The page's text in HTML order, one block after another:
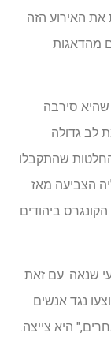
האירוע הזה
מהדאגות
סירבה
לב גדולה
שהתקבלו
עליה הצביעה מאז
כי תמיכת הקונגרס ביהודים
שנאה. עם זאת
נגד אנשים
היא צייצה.